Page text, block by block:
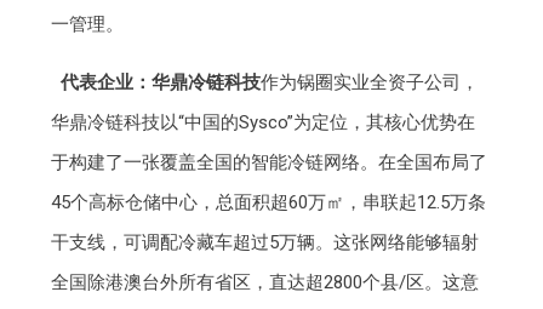
一管理。
代表企业：华鼎冷链科技作为锅圈实业全资子公司，
华鼎冷链科技以“中国的Sysco”为定位，其核心优势在
于构建了一张覆盖全国的智能冷链网络。在全国布局了
45个高标仓储中心，总面积超60万㎡，串联起12.5万条
干支线，可调配冷藏车超过5万辆。这张网络能够辐射
全国除港澳台外所有省区，直达超2800个县/区。这意